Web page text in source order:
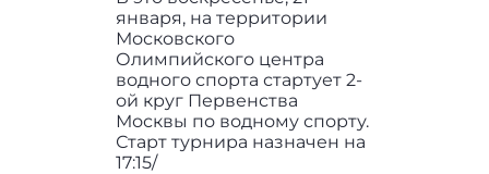
января, на территории
Московского
Олимпийского центра
водного спорта стартует 2-
ой круг Первенства
Москвы по водному спорту.
Старт турнира назначен на
17:15/